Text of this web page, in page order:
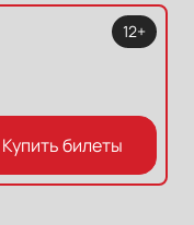
12+
Купить билеты